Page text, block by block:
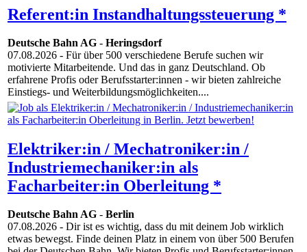
Referent:in Instandhaltungssteuerung *
Deutsche Bahn AG - Heringsdorf
07.08.2026 - Für über 500 verschiedene Berufe suchen wir
motivierte Mitarbeitende. Und das in ganz Deutschland. Ob
erfahrene Profis oder Berufsstarter:innen - wir bieten zahlreiche
Einstiegs- und Weiterbildungsmöglichkeiten....
Elektriker:in / Mechatroniker:in /
Industriemechaniker:in als
Facharbeiter:in Oberleitung *
Deutsche Bahn AG - Berlin
07.08.2026 - Dir ist es wichtig, dass du mit deinem Job wirklich
etwas bewegst. Finde deinen Platz in einem von über 500 Berufen